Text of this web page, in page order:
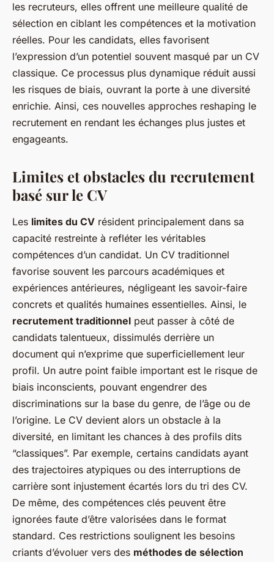
les recruteurs, elles offrent une meilleure qualité de
sélection en ciblant les compétences et la motivation
réelles. Pour les candidats, elles favorisent
l’expression d’un potentiel souvent masqué par un CV
classique. Ce processus plus dynamique réduit aussi
les risques de biais, ouvrant la porte à une diversité
enrichie. Ainsi, ces nouvelles approches reshaping le
recrutement en rendant les échanges plus justes et
engageants.
Limites et obstacles du recrutement
basé sur le CV
Les limites du CV résident principalement dans sa
capacité restreinte à refléter les véritables
compétences d’un candidat. Un CV traditionnel
favorise souvent les parcours académiques et
expériences antérieures, négligeant les savoir-faire
concrets et qualités humaines essentielles. Ainsi, le
recrutement traditionnel peut passer à côté de
candidats talentueux, dissimulés derrière un
document qui n’exprime que superficiellement leur
profil. Un autre point faible important est le risque de
biais inconscients, pouvant engendrer des
discriminations sur la base du genre, de l’âge ou de
l’origine. Le CV devient alors un obstacle à la
diversité, en limitant les chances à des profils dits
“classiques”. Par exemple, certains candidats ayant
des trajectoires atypiques ou des interrup­tions de
carrière sont injustement écartés lors du tri des CV.
De même, des compétences clés peuvent être
ignorées faute d’être valorisées dans le format
standard. Ces restrictions soulignent les besoins
criants d’évoluer vers des méthodes de sélection